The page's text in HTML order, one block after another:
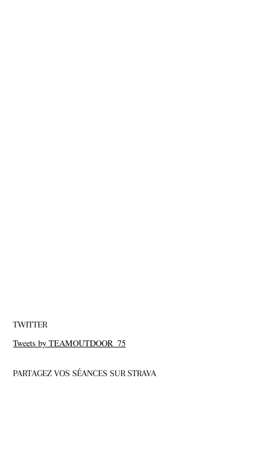
TWITTER
Tweets by TEAMOUTDOOR_75
PARTAGEZ VOS SÉANCES SUR STRAVA